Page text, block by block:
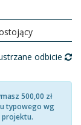
odbicie
500,00 zł
typowego wg